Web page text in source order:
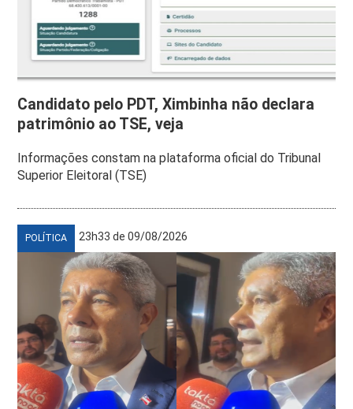
Candidato pelo PDT, Ximbinha não declara
patrimônio ao TSE, veja
Informações constam na plataforma oficial do Tribunal
Superior Eleitoral (TSE)
POLÍTICA 23h33 de 09/08/2026